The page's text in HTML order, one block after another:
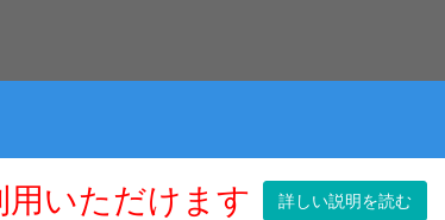
いただけます 詳しい説明を読む